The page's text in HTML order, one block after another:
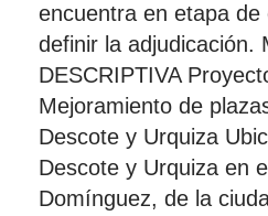
encuentra en etapa de
definir la adjudicación.
DESCRIPTIVA
Mejoramiento de
Descote y Urquiza
Descote y Urquiza en
Domínguez, de la